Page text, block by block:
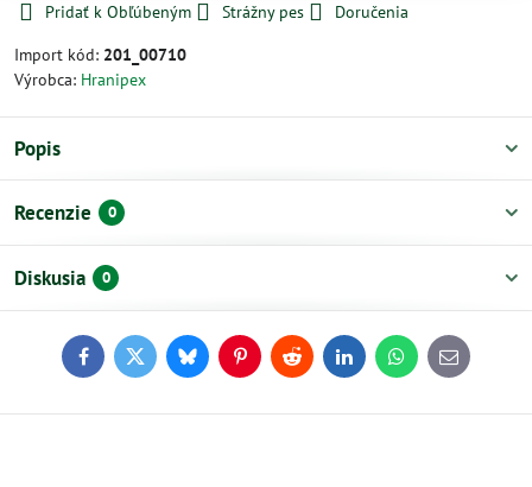
Pridať k Obľúbeným Strážny pes
Doručenia
Import kód: 201_00710
Výrobca: Hranipex
Popis
Recenzie 0
Diskusia 0
FacebookTwitterBlueskyPinterestReddit LinkedInWhatsApp
E-
mail